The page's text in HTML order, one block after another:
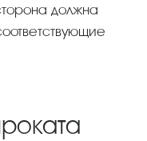
должна